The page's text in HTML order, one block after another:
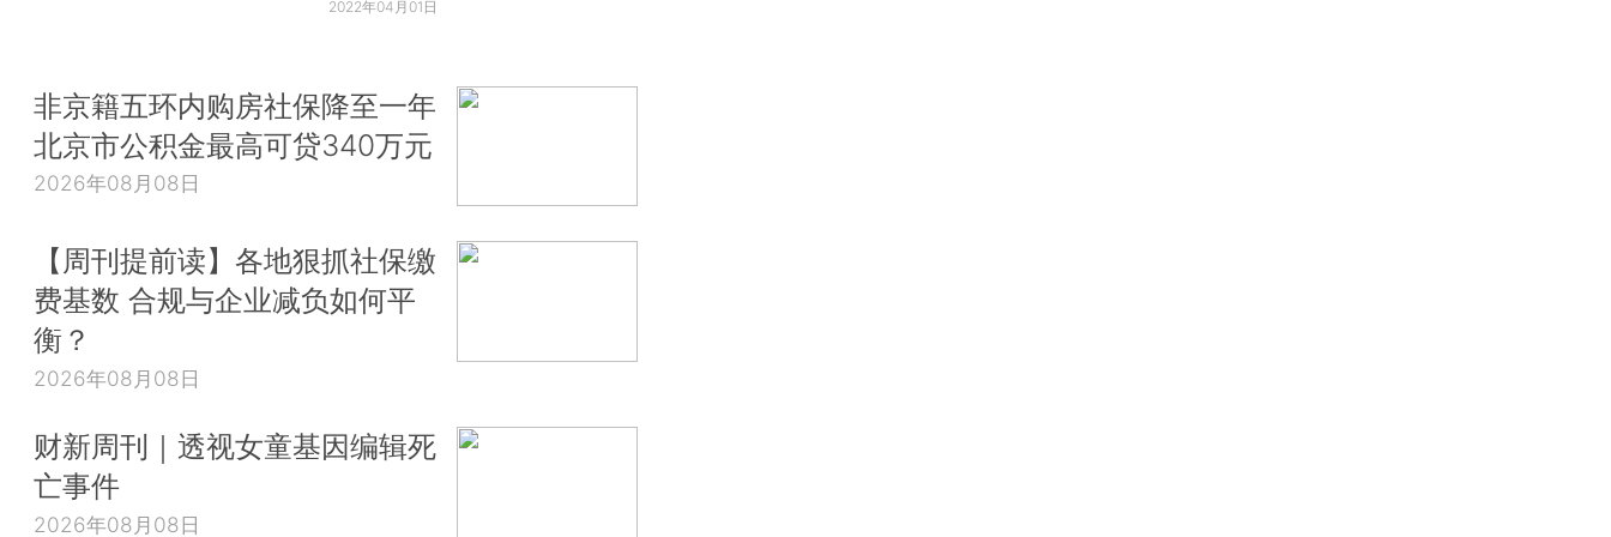
2022年04月01日
非京籍五环内购房社保降至一年
北京市公积金最高可贷340万元
2026年08月08日
【周刊提前读】各地狠抓社保缴
费基数 合规与企业减负如何平
衡？
2026年08月08日
财新周刊｜透视女童基因编辑死
亡事件
2026年08月08日